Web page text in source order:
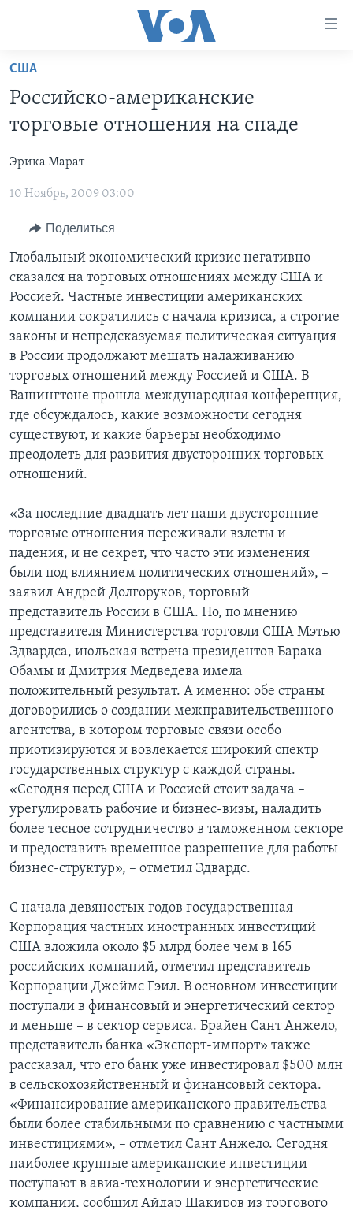
Перейти
основной
контент
Перейти
навигации
Перейти
поиск
НОВОСТИ ЗА МИНУТУ
ИТОГИ
ПОЧЕМУ ЭТО ВАЖНО?
ДИСКУССИЯ VOA
ДЕТАЛИ
НЬЮ-ЙОРК NEW YORK
АМЕРИКА. БОЛЬШОЕ ПУТЕШЕСТВИЕ
ПРОЕКТЫ
УЧИМ АНГЛИЙСКИЙ
НАША АМЕРИКАНСКАЯ ИСТОРИЯ
А КАК В АМЕРИКЕ?
АРТЕФАКТЫ
АМЕРИКАНСКИЕ ГОРОДКИ
ТЕСТЫ
ЭКСПЕРТИЗА
ИНТЕРВЬЮ
ФАКТЫ ПРОТИВ ФЕЙКОВ
ЗА СВОБОДУ ПРЕССЫ
УЧИМ АНГЛИЙСКИЙ
ВИДЕО
ПОДПИСКА НА НОВОСТИ
Learning English
СОЦИАЛЬНЫЕ СЕТИ
США
Российско-американские
торговые отношения на спаде
Эрика Марат
10 Ноябрь, 2009 03:00
Поделиться
Глобальный экономический кризис негативно
сказался на торговых отношениях между США и
Россией. Частные инвестиции американских
компании сократились с начала кризиса, а строгие
законы и непредсказуемая политическая ситуация
в России продолжают мешать налаживанию
торговых отношений между Россией и США. В
Вашингтоне прошла международная конференция,
где обсуждалось, какие возможности сегодня
существуют, и какие барьеры необходимо
преодолеть для развития двусторонних торговых
отношений.
«За последние двадцать лет наши двусторонние
торговые отношения переживали взлеты и
падения, и не секрет, что часто эти изменения
были под влиянием политических отношений», –
заявил Андрей Долгоруков, торговый
представитель России в США. Но, по мнению
представителя Министерства торговли США Мэтью
Эдвардса, июльская встреча президентов Барака
Обамы и Дмитрия Медведева имела
положительный результат. А именно: обе страны
договорились о создании межправительственного
агентства, в котором торговые связи особо
приотизируются и вовлекается широкий спектр
государственных структур с каждой страны.
«Сегодня перед США и Россией стоит задача –
урегулировать рабочие и бизнес-визы, наладить
более тесное сотрудничество в таможенном секторе
и предоставить временное разрешение для работы
бизнес-структур», – отметил Эдвардс.
С начала девяностых годов государственная
Корпорация частных иностранных инвестиций
США вложила около $5 млрд более чем в 165
российских компаний, отметил представитель
Корпорации Джеймс Гэил. В основном инвестиции
поступали в финансовый и энергетический сектор
и меньше – в сектор сервиса. Брайен Сант Анжело,
представитель банка «Экспорт-импорт» также
рассказал, что его банк уже инвестировал $500 млн
в сельскохозяйственный и финансовый сектора.
«Финансирование американского правительства
были более стабильными по сравнению с частными
инвестициями», – отметил Сант Анжело. Сегодня
наиболее крупные американские инвестиции
поступают в авиа-технологии и энергетические
компании, сообщил Айдар Шакиров из торгового